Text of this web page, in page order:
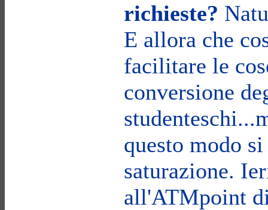
richieste?
E allora che
facilitare le
conversione
questo modo
saturazione.
all'ATMpoint